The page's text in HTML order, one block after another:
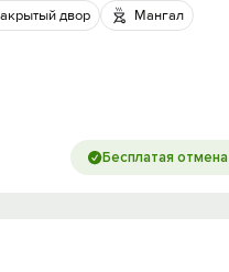
двор Мангал
Бесплатая отмена